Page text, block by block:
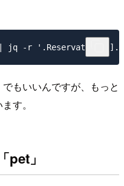
もいいんですが、もっと
す。
」